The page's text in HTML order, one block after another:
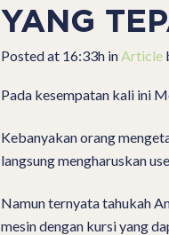
YANG
Posted at 16:33h inArticle
Pada kesempatan kali ini
Kebanyakan orang
langsung mengharuskan
Namun ternyata tahukah
mesin dengan kursi yang